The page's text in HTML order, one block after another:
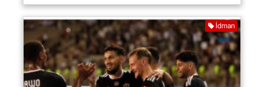
İdman